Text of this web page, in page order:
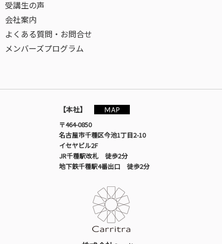
受講生の声
会社案内
よくある質問・お問合せ
メンバーズプログラム
【本社】
MAP
〒464-0850
名古屋市千種区今池1丁目2-10
イセヤビル2F
JR千種駅改札 徒歩2分
地下鉄千種駅4番出口 徒歩2分